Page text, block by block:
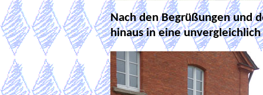
Nach den Begrüßungen und
hinaus in eine unvergleichlich